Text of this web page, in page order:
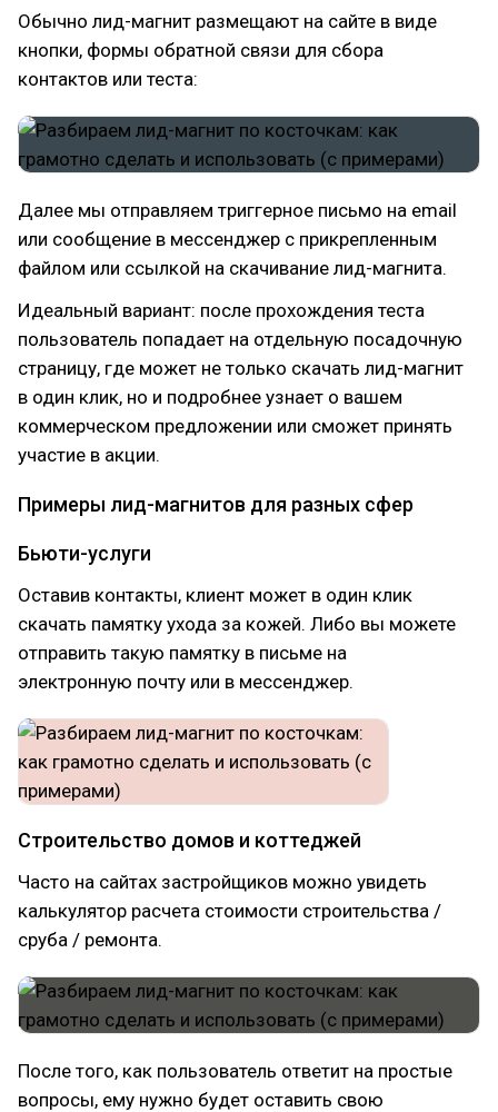
Обычно лид-магнит размещают на сайте в виде
кнопки, формы обратной связи для сбора
контактов или теста:
Далее мы отправляем триггерное письмо на email
или сообщение в мессенджер с прикрепленным
файлом или ссылкой на скачивание лид-магнита.
Идеальный вариант: после прохождения теста
пользователь попадает на отдельную посадочную
страницу, где может не только скачать лид-магнит
в один клик, но и подробнее узнает о вашем
коммерческом предложении или сможет принять
участие в акции.
Примеры лид-магнитов для разных сфер
Бьюти-услуги
Оставив контакты, клиент может в один клик
скачать памятку ухода за кожей. Либо вы можете
отправить такую памятку в письме на
электронную почту или в мессенджер.
Строительство домов и коттеджей
Часто на сайтах застройщиков можно увидеть
калькулятор расчета стоимости строительства /
сруба / ремонта.
После того, как пользователь ответит на простые
вопросы, ему нужно будет оставить свою